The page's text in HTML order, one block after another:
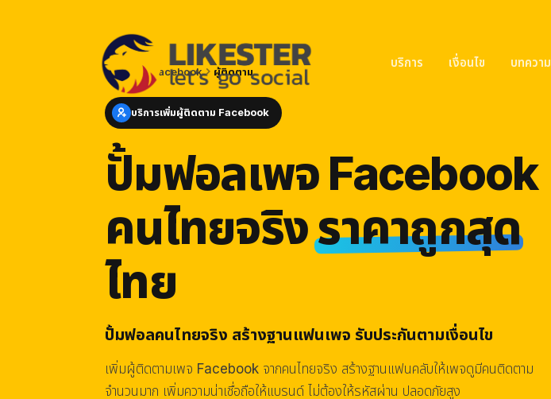
บริการ เงื่อนไข บทความ
หน้าแรก Facebook ผู้ติดตาม
บริการเพิ่มผู้ติดตาม Facebook
ปั้มฟอลเพจ Facebook
คนไทยจริงราคาถูกสุด
ไทย
ปั้มฟอลคนไทยจริง สร้างฐานแฟนเพจ รับประกันตามเงื่อนไข
เพิ่มผู้ติดตามเพจ Facebook จากคนไทยจริง สร้างฐานแฟนคลับให้เพจดูมีคนติดตาม
จำนวนมาก เพิ่มความน่าเชื่อถือให้แบรนด์ ไม่ต้องให้รหัสผ่าน ปลอดภัยสูง